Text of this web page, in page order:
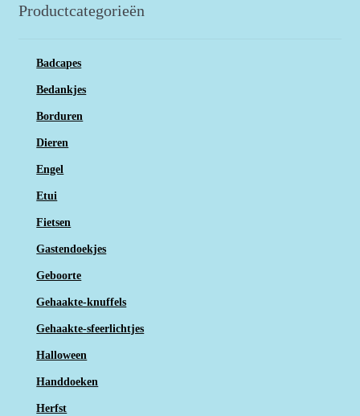
Productcategorieën
Badcapes
Bedankjes
Borduren
Dieren
Engel
Etui
Fietsen
Gastendoekjes
Geboorte
Gehaakte-knuffels
Gehaakte-sfeerlichtjes
Halloween
Handdoeken
Herfst